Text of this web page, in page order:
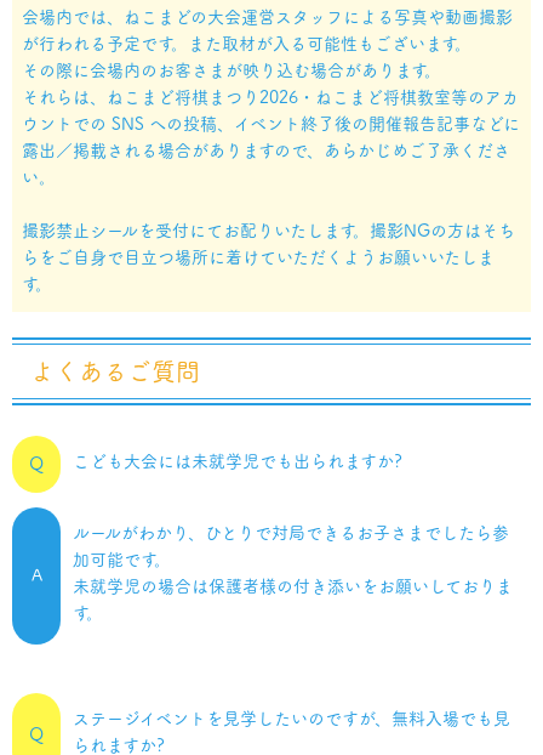
会場内では、ねこまどの大会運営スタッフによる写真や動画撮影
が行われる予定です。また取材が入る可能性もございます。
その際に会場内のお客さまが映り込む場合があります。
それらは、ねこまど将棋まつり2026・ねこまど将棋教室等のアカ
ウントでの SNS への投稿、イベント終了後の開催報告記事などに
露出／掲載される場合がありますので、あらかじめご了承くださ
い。
撮影禁止シールを受付にてお配りいたします。撮影NGの方はそち
らをご自身で目立つ場所に着けていただくようお願いいたしま
す。
よくあるご質問
Q こども大会には未就学児でも出られますか?
A
ルールがわかり、ひとりで対局できるお子さまでしたら参
加可能です。
未就学児の場合は保護者様の付き添いをお願いしておりま
す。
Q
ステージイベントを見学したいのですが、無料入場でも見
られますか?